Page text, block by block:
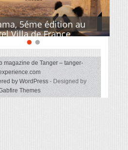
5éme édition au
Villa de France.
magazine de Tanger – tanger-
by WordPress- Designed by
Themes